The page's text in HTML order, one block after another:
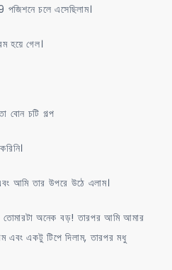
চলে এসেছিলাম।
হয়ে গেল।
বোন চটি গল্প
আমি তার উপরে উঠে এলাম।
তোমারটা অনেক বড়! তারপর আমি আমার
এবং একটু টিপে দিলাম, তারপর মধু